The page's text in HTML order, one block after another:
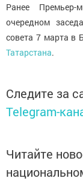
Ранее
очередном
совета 7 марта в
Татарстана.
Следите за
Telegram-
Читайте